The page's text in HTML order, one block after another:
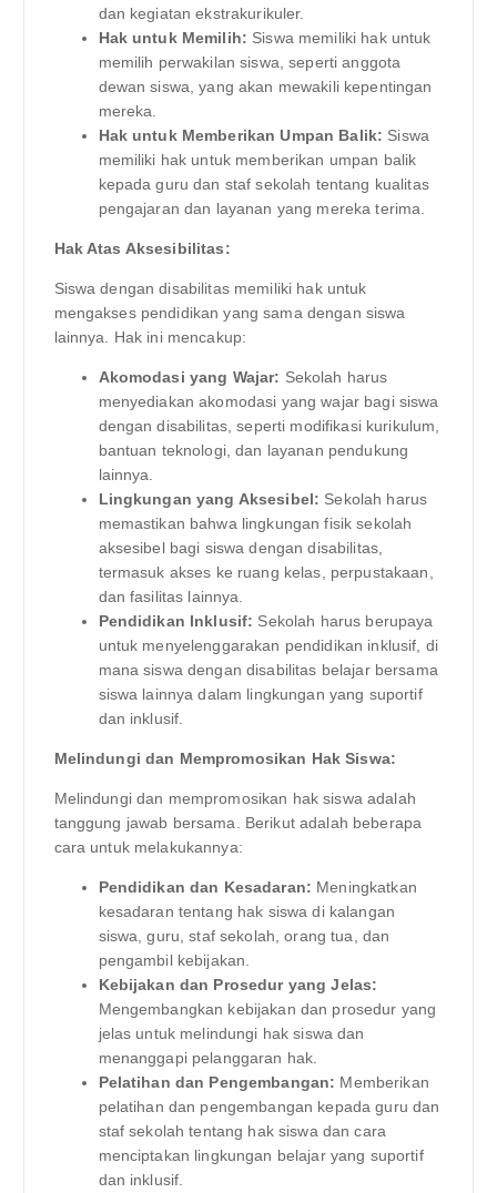
dan kegiatan ekstrakurikuler.
Hak untuk Memilih: Siswa memiliki hak untuk
memilih perwakilan siswa, seperti anggota
dewan siswa, yang akan mewakili kepentingan
mereka.
Hak untuk Memberikan Umpan Balik: Siswa
memiliki hak untuk memberikan umpan balik
kepada guru dan staf sekolah tentang kualitas
pengajaran dan layanan yang mereka terima.
Hak Atas Aksesibilitas:
Siswa dengan disabilitas memiliki hak untuk
mengakses pendidikan yang sama dengan siswa
lainnya. Hak ini mencakup:
Akomodasi yang Wajar: Sekolah harus
menyediakan akomodasi yang wajar bagi siswa
dengan disabilitas, seperti modifikasi kurikulum,
bantuan teknologi, dan layanan pendukung
lainnya.
Lingkungan yang Aksesibel: Sekolah harus
memastikan bahwa lingkungan fisik sekolah
aksesibel bagi siswa dengan disabilitas,
termasuk akses ke ruang kelas, perpustakaan,
dan fasilitas lainnya.
Pendidikan Inklusif: Sekolah harus berupaya
untuk menyelenggarakan pendidikan inklusif, di
mana siswa dengan disabilitas belajar bersama
siswa lainnya dalam lingkungan yang suportif
dan inklusif.
Melindungi dan Mempromosikan Hak Siswa:
Melindungi dan mempromosikan hak siswa adalah
tanggung jawab bersama. Berikut adalah beberapa
cara untuk melakukannya:
Pendidikan dan Kesadaran: Meningkatkan
kesadaran tentang hak siswa di kalangan
siswa, guru, staf sekolah, orang tua, dan
pengambil kebijakan.
Kebijakan dan Prosedur yang Jelas:
Mengembangkan kebijakan dan prosedur yang
jelas untuk melindungi hak siswa dan
menanggapi pelanggaran hak.
Pelatihan dan Pengembangan: Memberikan
pelatihan dan pengembangan kepada guru dan
staf sekolah tentang hak siswa dan cara
menciptakan lingkungan belajar yang suportif
dan inklusif.